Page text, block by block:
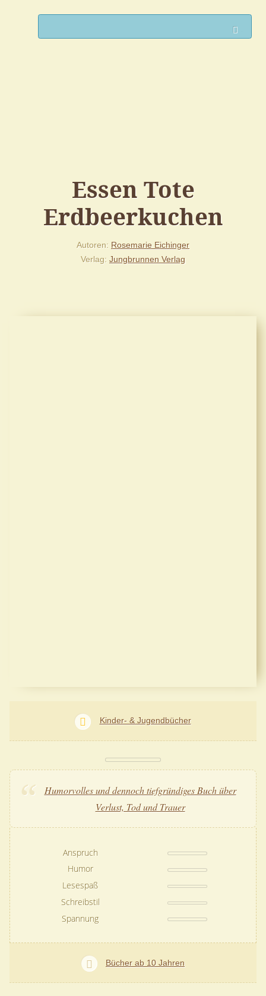
Essen Tote
Erdbeerkuchen
Autoren Rosemarie Eichinger
Verlag Jungbrunnen Verlag
Kinder- & Jugendbücher
Humorvolles und dennoch tiefgründiges Buch über
Verlust, Tod und Trauer
Anspruch
Humor
Lesespaß
Schreibstil
Spannung
Bücher ab 10 Jahren